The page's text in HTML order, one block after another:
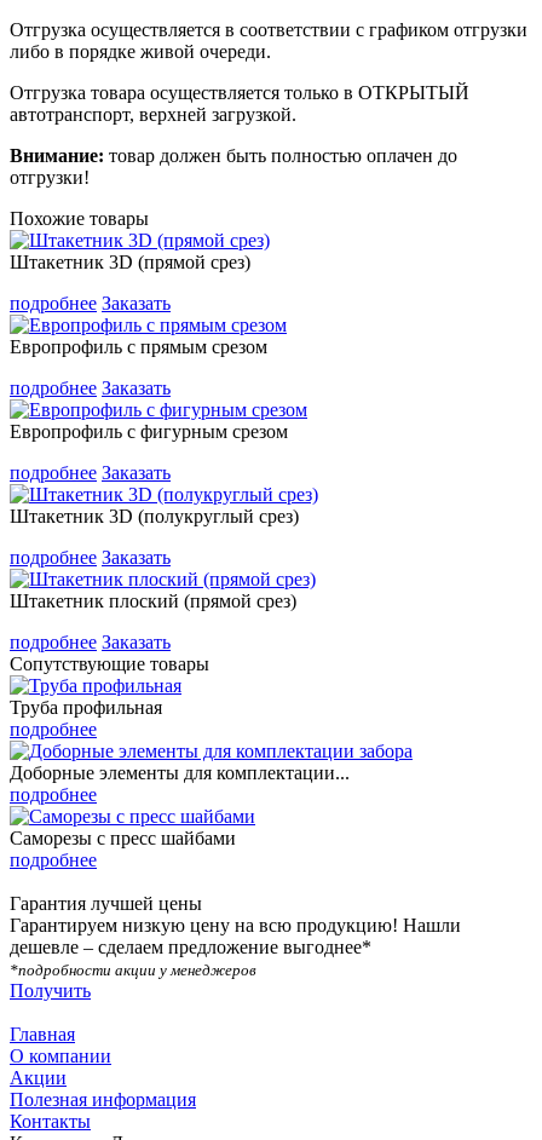
Отгрузка осуществляется в соответствии с графиком отгрузки
либо в порядке живой очереди.
Отгрузка товара осуществляется только в ОТКРЫТЫЙ
автотранспорт, верхней загрузкой.
Внимание: товар должен быть полностью оплачен до
отгрузки!
Похожие товары
Штакетник 3D (прямой срез)
подробнее Заказать
Европрофиль с прямым срезом
подробнее Заказать
Европрофиль с фигурным срезом
подробнее Заказать
Штакетник 3D (полукруглый срез)
подробнее Заказать
Штакетник плоский (прямой срез)
подробнее Заказать
Сопутствующие товары
Труба профильная
подробнее
Доборные элементы для комплектации...
подробнее
Саморезы с пресс шайбами
подробнее
Гарантия лучшей цены
Гарантируем низкую цену на всю продукцию! Нашли
дешевле – сделаем предложение выгоднее*
*подробности акции у менеджеров
Получить
Главная
О компании
Акции
Полезная информация
Контакты